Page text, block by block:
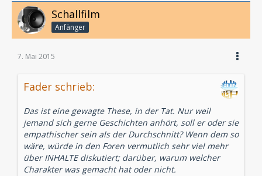
Schallfilm
Anfänger
7. Mai 2015
Fader schrieb:
Das ist eine gewagte These, in der Tat. Nur weil
jemand sich gerne Geschichten anhört, soll er oder sie
empathischer sein als der Durchschnitt? Wenn dem so
wäre, würde in den Foren vermutlich sehr viel mehr
über INHALTE diskutiert; darüber, warum welcher
Charakter was gemacht hat oder nicht.